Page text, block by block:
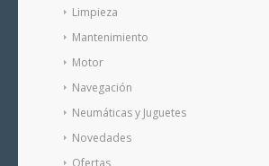
Limpieza
Mantenimiento
Motor
Navegación
Neumáticas y Juguetes
Novedades
Ofertas